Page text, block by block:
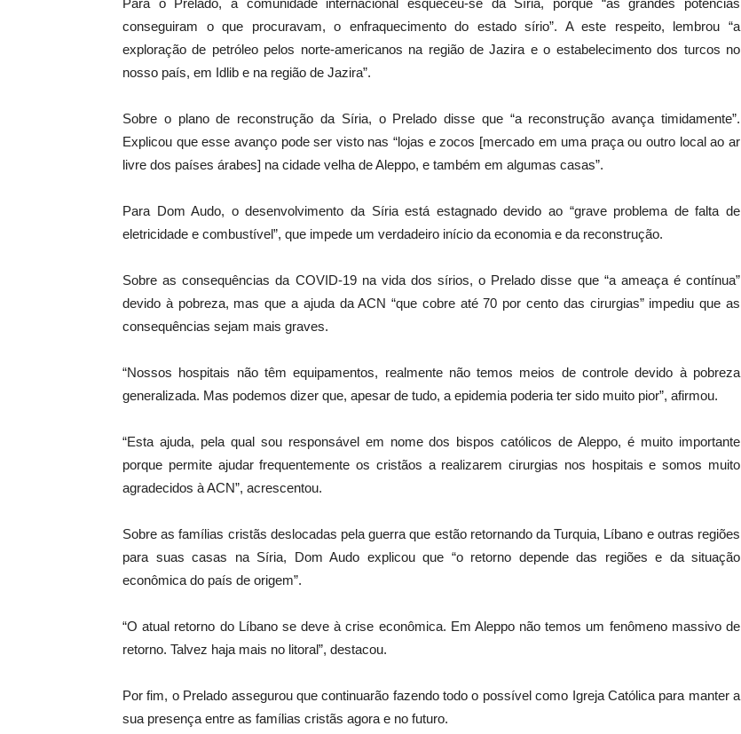
Para o Prelado, a comunidade internacional esqueceu-se da Síria, porque “as grandes potências
conseguiram o que procuravam, o enfraquecimento do estado sírio”. A este respeito, lembrou “a
exploração de petróleo pelos norte-americanos na região de Jazira e o estabelecimento dos turcos no
nosso país, em Idlib e na região de Jazira”.
Sobre o plano de reconstrução da Síria, o Prelado disse que “a reconstrução avança timidamente”.
Explicou que esse avanço pode ser visto nas “lojas e zocos [mercado em uma praça ou outro local ao ar
livre dos países árabes] na cidade velha de Aleppo, e também em algumas casas”.
Para Dom Audo, o desenvolvimento da Síria está estagnado devido ao “grave problema de falta de
eletricidade e combustível”, que impede um verdadeiro início da economia e da reconstrução.
Sobre as consequências da COVID-19 na vida dos sírios, o Prelado disse que “a ameaça é contínua”
devido à pobreza, mas que a ajuda da ACN “que cobre até 70 por cento das cirurgias” impediu que as
consequências sejam mais graves.
“Nossos hospitais não têm equipamentos, realmente não temos meios de controle devido à pobreza
generalizada. Mas podemos dizer que, apesar de tudo, a epidemia poderia ter sido muito pior”, afirmou.
“Esta ajuda, pela qual sou responsável em nome dos bispos católicos de Aleppo, é muito importante
porque permite ajudar frequentemente os cristãos a realizarem cirurgias nos hospitais e somos muito
agradecidos à ACN”, acrescentou.
Sobre as famílias cristãs deslocadas pela guerra que estão retornando da Turquia, Líbano e outras regiões
para suas casas na Síria, Dom Audo explicou que “o retorno depende das regiões e da situação
econômica do país de origem”.
“O atual retorno do Líbano se deve à crise econômica. Em Aleppo não temos um fenômeno massivo de
retorno. Talvez haja mais no litoral”, destacou.
Por fim, o Prelado assegurou que continuarão fazendo todo o possível como Igreja Católica para manter a
sua presença entre as famílias cristãs agora e no futuro.